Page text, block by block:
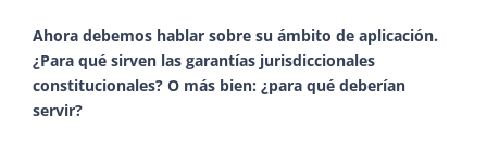
Ahora debemos hablar sobre su ámbito de aplicación.
¿Para qué sirven las garantías jurisdiccionales
constitucionales? O más bien: ¿para qué deberían
servir?